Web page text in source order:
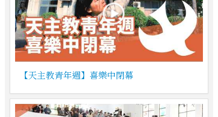
【天主教青年週】喜樂中閉幕